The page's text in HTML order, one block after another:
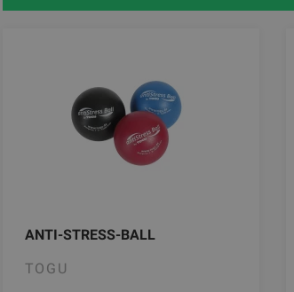
ANTI-STRESS-BALL
TOGU